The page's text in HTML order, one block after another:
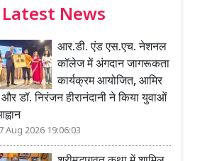
Latest News
आर.डी. एंड एस.एच. नेशनल
कॉलेज में अंगदान जागरूकता
कार्यक्रम आयोजित, आमिर
डॉ. निरंजन हीरानंदानी ने किया युवाओं
Aug 2026 19:06:03